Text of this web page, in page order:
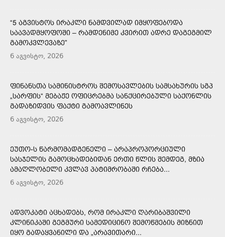
“5 ᲐᲒᲕᲘᲡᲢᲝᲡ ᲘᲠᲐᲙᲚᲘ ᲜᲐᲛᲓᲕᲘᲚᲐᲓ ᲘᲛᲧᲝᲤᲔᲑᲝᲓᲐ
ᲡᲐᲐᲕᲐᲓᲛᲧᲝᲤᲝᲨᲘ – ᲠᲐᲛᲓᲔᲜᲘᲛᲔ ᲙᲕᲘᲠᲘᲗ ᲐᲓᲠᲔ ᲓᲐᲒᲔᲒᲛᲘᲚ
ᲒᲐᲛᲝᲙᲕᲚᲔᲕᲐᲖᲔ”
6 აგვისტო, 2026
ᲤᲘᲜᲐᲜᲡᲗᲐ ᲡᲐᲛᲘᲜᲘᲡᲢᲠᲝᲡ ᲨᲔᲛᲝᲡᲐᲕᲚᲔᲑᲘᲡ ᲡᲐᲛᲡᲐᲮᲣᲠᲘᲡ ᲡᲒᲞ
„ᲡᲐᲠᲤᲘᲡ“ ᲛᲔᲑᲐᲟᲔ ᲝᲤᲘᲪᲠᲔᲑᲛᲐ ᲡᲐᲜᲥᲪᲘᲠᲔᲑᲣᲚᲘ ᲡᲐᲥᲝᲜᲚᲘᲡ
ᲒᲐᲓᲐᲖᲘᲓᲕᲘᲡ ᲤᲐᲥᲢᲘ ᲒᲐᲛᲝᲐᲕᲚᲘᲜᲔᲡ
6 აგვისტო, 2026
ᲔᲣᲗᲝ-Ს ᲬᲐᲠᲛᲝᲛᲐᲓᲒᲔᲜᲔᲚᲘ – ᲐᲠᲐᲞᲠᲝᲞᲝᲠᲪᲘᲣᲚᲘ
ᲡᲐᲡᲯᲔᲚᲘᲡ ᲒᲐᲛᲝᲪᲮᲐᲓᲔᲑᲘᲓᲐᲜ ᲔᲠᲗᲘ ᲬᲚᲘᲡ ᲨᲔᲛᲓᲔᲒ, ᲛᲖᲘᲐ
ᲐᲛᲐᲦᲚᲝᲑᲔᲚᲘ ᲙᲕᲚᲐᲕ ᲞᲐᲢᲘᲛᲠᲝᲑᲐᲨᲘ ᲠᲩᲔᲑᲐ...
6 აგვისტო, 2026
ᲐᲓᲕᲝᲙᲐᲢᲘ ᲐᲪᲮᲐᲓᲔᲑᲡ, ᲠᲝᲛ ᲘᲠᲐᲙᲚᲘ ᲦᲐᲠᲘᲑᲐᲨᲕᲘᲚᲘ
ᲙᲚᲘᲜᲘᲙᲐᲨᲘ ᲒᲔᲒᲛᲣᲠᲘ ᲡᲐᲛᲔᲓᲘᲪᲘᲜᲝ ᲨᲔᲛᲝᲬᲛᲔᲑᲘᲡ ᲛᲘᲖᲜᲘᲗ
ᲘᲧᲝ ᲒᲐᲓᲐᲧᲕᲐᲜᲘᲚᲘ ᲓᲐ „ᲐᲠᲐᲕᲘᲗᲐᲠᲘ...